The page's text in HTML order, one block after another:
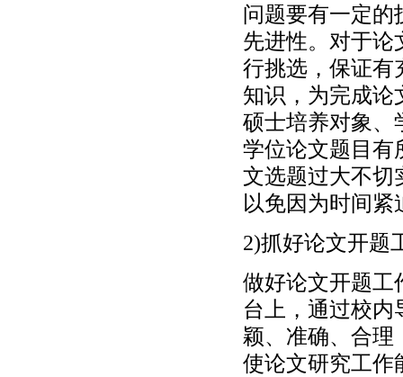
问题要有一定的
先进性。对于论
行挑选，保证有
知识，为完成论
硕士培养对象、
学位论文题目有
文选题过大不切
以免因为时间
2)抓好论文开题
做好论文开题工
台上，通过校
颖、准确、合理
使论文研究工作